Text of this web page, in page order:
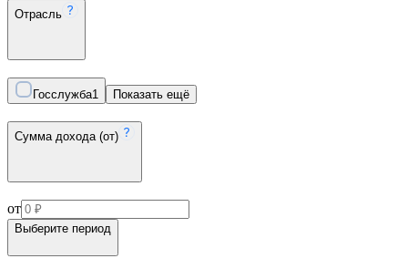
Отрасль
Госслужба1 Показать ещё
Сумма дохода (от)
от
Выберите период